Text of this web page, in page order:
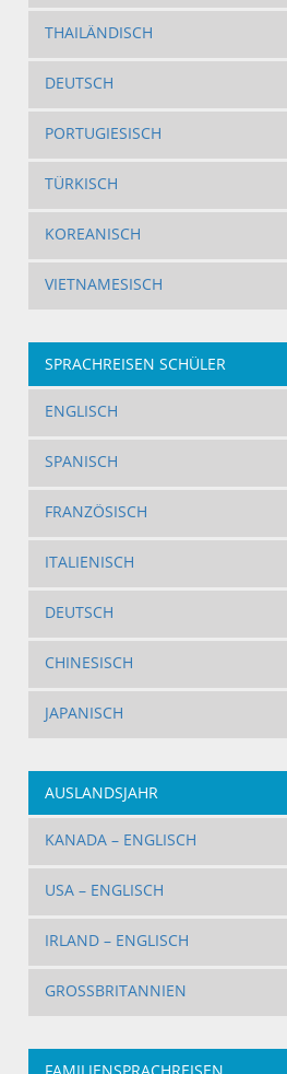
THAILÄNDISCH
DEUTSCH
PORTUGIESISCH
TÜRKISCH
KOREANISCH
VIETNAMESISCH
SPRACHREISEN SCHÜLER
ENGLISCH
SPANISCH
FRANZÖSISCH
ITALIENISCH
DEUTSCH
CHINESISCH
JAPANISCH
AUSLANDSJAHR
KANADA – ENGLISCH
USA – ENGLISCH
IRLAND – ENGLISCH
GROSSBRITANNIEN